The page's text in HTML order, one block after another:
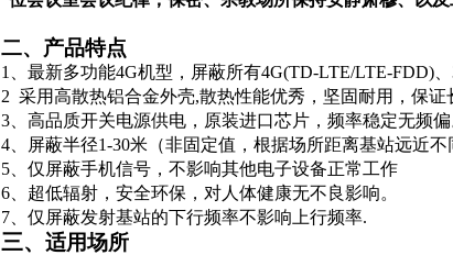
二、产品特点
1、最新多功能4G机型，屏蔽所有4G(TD-LTE/LTE-FDD)、
2 采用高散热铝合金外壳,散热性能优秀，坚固耐用，保证
3、高品质开关电源供电，原装进口芯片，频率稳定无频偏
4、屏蔽半径1-30米（非固定值，根据场所距离基站远近不
5、仅屏蔽手机信号，不影响其他电子设备正常工作
6、超低辐射，安全环保，对人体健康无不良影响。
7、仅屏蔽发射基站的下行频率不影响上行频率.
三、适用场所